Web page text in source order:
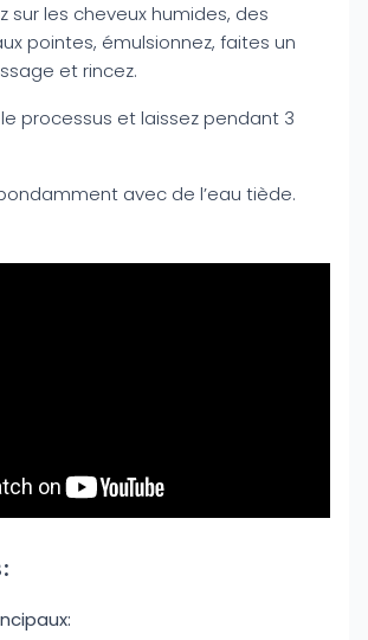
sur les cheveux humides, des
pointes, émulsionnez, faites un
et rincez.
processus et laissez pendant 3
avec de l’eau tiède.